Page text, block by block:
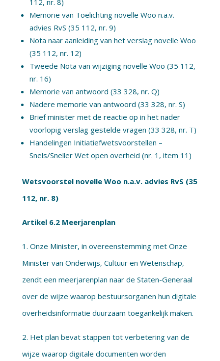
112, nr. 8)
Memorie van Toelichting novelle Woo n.a.v.
advies RvS (35 112, nr. 9)
Nota naar aanleiding van het verslag novelle Woo
(35 112, nr. 12)
Tweede Nota van wijziging novelle Woo (35 112,
nr. 16)
Memorie van antwoord (33 328, nr. Q)
Nadere memorie van antwoord (33 328, nr. S)
Brief minister met de reactie op in het nader
voorlopig verslag gestelde vragen (33 328, nr. T)
Handelingen Initiatiefwetsvoorstellen –
Snels/Sneller Wet open overheid (nr. 1, item 11)
Wetsvoorstel novelle Woo n.a.v. advies RvS (35
112, nr. 8)
Artikel 6.2 Meerjarenplan
1. Onze Minister, in overeenstemming met Onze
Minister van Onderwijs, Cultuur en Wetenschap,
zendt een meerjarenplan naar de Staten-Generaal
over de wijze waarop bestuursorganen hun digitale
overheidsinformatie duurzaam toegankelijk maken.
2. Het plan bevat stappen tot verbetering van de
wijze waarop digitale documenten worden